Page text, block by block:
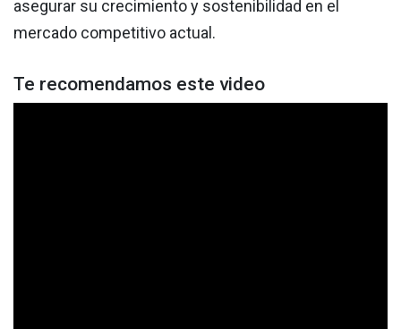
asegurar su crecimiento y sostenibilidad en el
mercado competitivo actual.
Te recomendamos este video